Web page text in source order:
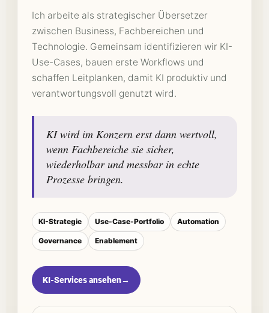
Ich arbeite als strategischer Übersetzer
zwischen Business, Fachbereichen und
Technologie. Gemeinsam identifizieren wir KI-
Use-Cases, bauen erste Workflows und
schaffen Leitplanken, damit KI produktiv und
verantwortungsvoll genutzt wird.
KI wird im Konzern erst dann wertvoll,
wenn Fachbereiche sie sicher,
wiederholbar und messbar in echte
Prozesse bringen.
KI-Strategie Use-Case-Portfolio Automation
Governance Enablement
KI-Services ansehen→